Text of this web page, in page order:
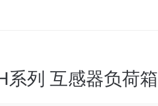
系列 互感器负荷箱